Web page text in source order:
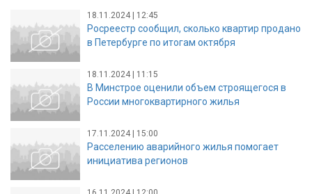
18.11.2024 | 12:45
Росреестр сообщил, сколько квартир продано
в Петербурге по итогам октября
18.11.2024 | 11:15
В Минстрое оценили объем строящегося в
России многоквартирного жилья
17.11.2024 | 15:00
Расселению аварийного жилья помогает
инициатива регионов